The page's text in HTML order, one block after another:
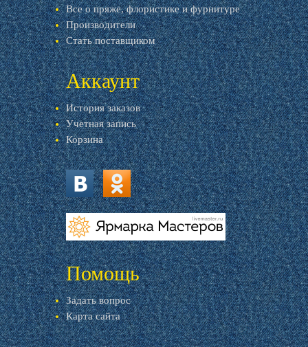
Все о пряже, флористике и фурнитуре
Производители
Стать поставщиком
Аккаунт
История заказов
Учетная запись
Корзина
vk.com ok.ru
livemaster.ru
Помощь
Задать вопрос
Карта сайта